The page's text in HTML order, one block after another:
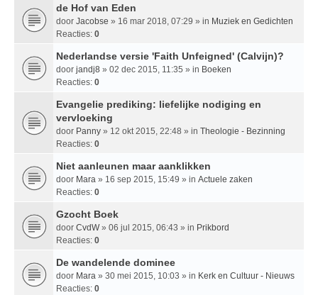
de Hof van Eden
door Jacobse » 16 mar 2018, 07:29 » in Muziek en Gedichten
Reacties: 0
Nederlandse versie 'Faith Unfeigned' (Calvijn)?
door jandj8 » 02 dec 2015, 11:35 » in Boeken
Reacties: 0
Evangelie prediking: liefelijke nodiging en
vervloeking
door Panny » 12 okt 2015, 22:48 » in Theologie - Bezinning
Reacties: 0
Niet aanleunen maar aanklikken
door Mara » 16 sep 2015, 15:49 » in Actuele zaken
Reacties: 0
Gzocht Boek
door CvdW» 06 jul 2015, 06:43 » in Prikbord
Reacties: 0
De wandelende dominee
door Mara » 30 mei 2015, 10:03 » in Kerk en Cultuur - Nieuws
Reacties: 0